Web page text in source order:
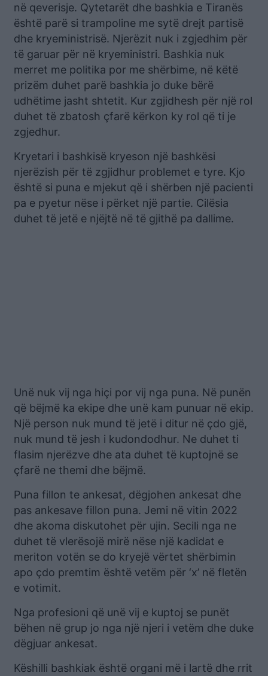
në qeverisje. Qytetarët dhe bashkia e Tiranës
është parë si trampoline me sytë drejt partisë
dhe kryeministrisë. Njerëzit nuk i zgjedhim për
të garuar për në kryeministri. Bashkia nuk
merret me politika por me shërbime, në këtë
prizëm duhet parë bashkia jo duke bërë
udhëtime jasht shtetit. Kur zgjidhesh për një rol
duhet të zbatosh çfarë kërkon ky rol që ti je
zgjedhur.
Kryetari i bashkisë kryeson një bashkësi
njerëzish për të zgjidhur problemet e tyre. Kjo
është si puna e mjekut që i shërben një pacienti
pa e pyetur nëse i përket një partie. Cilësia
duhet të jetë e njëjtë në të gjithë pa dallime.
Unë nuk vij nga hiçi por vij nga puna. Në punën
që bëjmë ka ekipe dhe unë kam punuar në ekip.
Një person nuk mund të jetë i ditur në çdo gjë,
nuk mund të jesh i kudondodhur. Ne duhet ti
flasim njerëzve dhe ata duhet të kuptojnë se
çfarë ne themi dhe bëjmë.
Puna fillon te ankesat, dëgjohen ankesat dhe
pas ankesave fillon puna. Jemi në vitin 2022
dhe akoma diskutohet për ujin. Secili nga ne
duhet të vlerësojë mirë nëse një kadidat e
meriton votën se do kryejë vërtet shërbimin
apo çdo premtim është vetëm për ‘x’ në fletën
e votimit.
Nga profesioni që unë vij e kuptoj se punët
bëhen në grup jo nga një njeri i vetëm dhe duke
dëgjuar ankesat.
Këshilli bashkiak është organi më i lartë dhe rrit